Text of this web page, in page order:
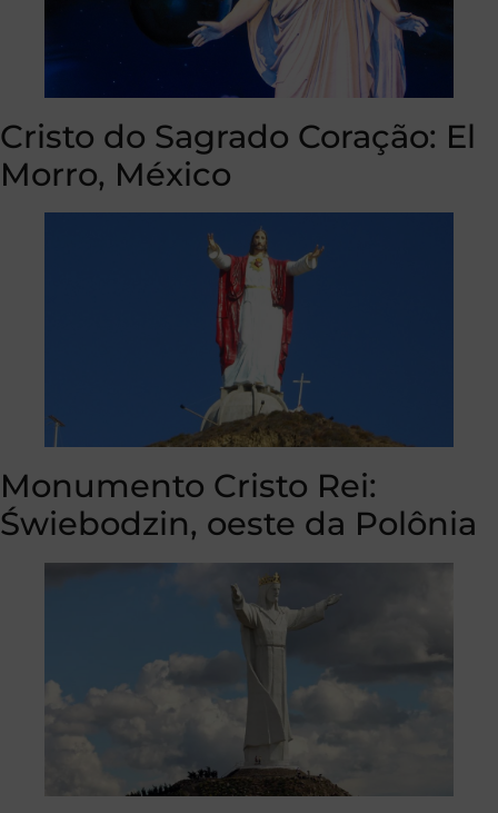
Cristo do Sagrado Coração: El
Morro, México
Monumento Cristo Rei:
Świebodzin, oeste da Polônia